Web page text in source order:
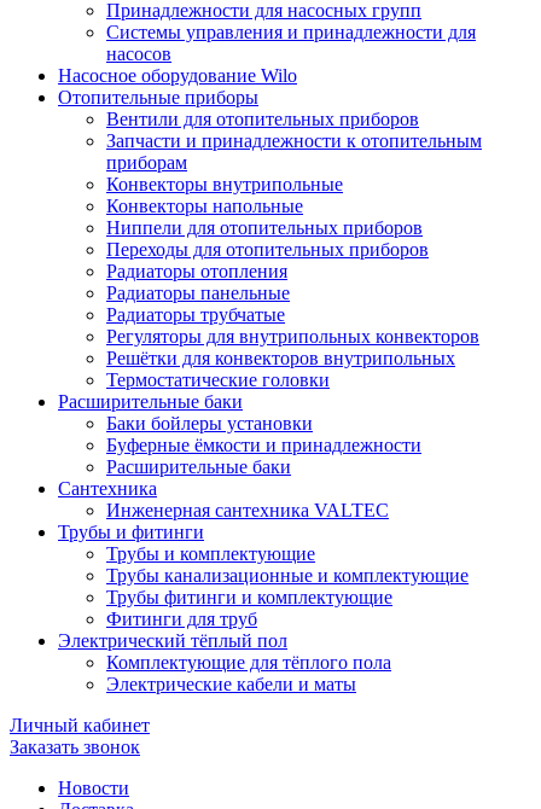
Принадлежности для насосных групп
Системы управления и принадлежности для
насосов
Насосное оборудование Wilo
Отопительные приборы
Вентили для отопительных приборов
Запчасти и принадлежности к отопительным
приборам
Конвекторы внутрипольные
Конвекторы напольные
Ниппели для отопительных приборов
Переходы для отопительных приборов
Радиаторы отопления
Радиаторы панельные
Радиаторы трубчатые
Регуляторы для внутрипольных конвекторов
Решётки для конвекторов внутрипольных
Термостатические головки
Расширительные баки
Баки бойлеры установки
Буферные ёмкости и принадлежности
Расширительные баки
Сантехника
Инженерная сантехника VALTEC
Трубы и фитинги
Трубы и комплектующие
Трубы канализационные и комплектующие
Трубы фитинги и комплектующие
Фитинги для труб
Электрический тёплый пол
Комплектующие для тёплого пола
Электрические кабели и маты
Личный кабинет
Заказать звонок
Новости